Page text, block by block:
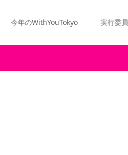
今年のWithYouTokyo 実行委員